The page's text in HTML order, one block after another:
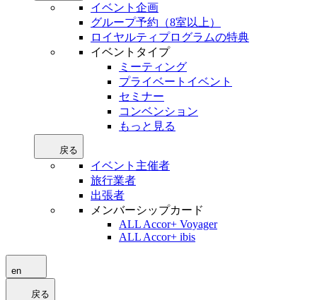
イベント企画
グループ予約（8室以上）
ロイヤルティプログラムの特典
イベントタイプ
ミーティング
プライベートイベント
セミナー
コンベンション
もっと見る
戻る
イベント主催者
旅行業者
出張者
メンバーシップカード
ALL Accor+ Voyager
ALL Accor+ ibis
en
戻る